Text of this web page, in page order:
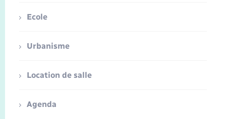
Ecole
Urbanisme
Location de salle
Agenda